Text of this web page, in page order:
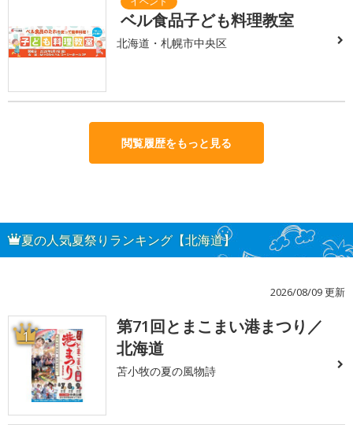
ベル食品子ども料理教室
北海道・札幌市中央区
閲覧履歴をもっと見る
夏の人気夏祭りランキング【北海道】
2026/08/09 更新
1
第71回とまこまい港まつり／
北海道
苫小牧の夏の風物詩